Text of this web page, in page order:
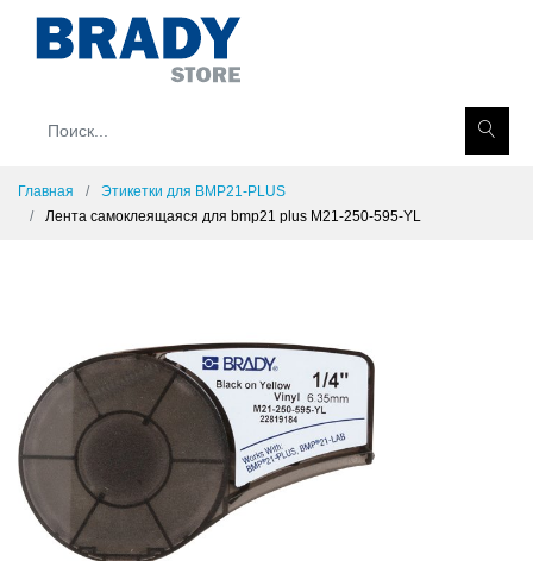
Главная
Этикетки для BMP21-PLUS
Лента самоклеящаяся для bmp21 plus M21-250-595-YL